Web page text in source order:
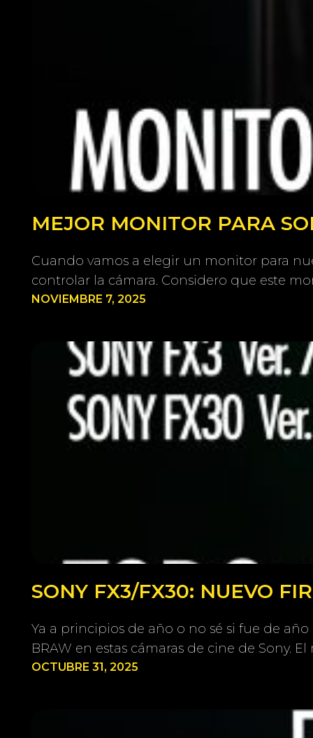
MEJOR MONITOR PARA
Cuando vamos a elegir un monitor para
controlar la cámara. Considero que este
NOVIEMBRE 7, 2025
SONY FX3/FX30: NUEVO
Ya a principios de año o no sé si fue de
BRAW en estas cámaras de cine de Sony.
OCTUBRE 31, 2025